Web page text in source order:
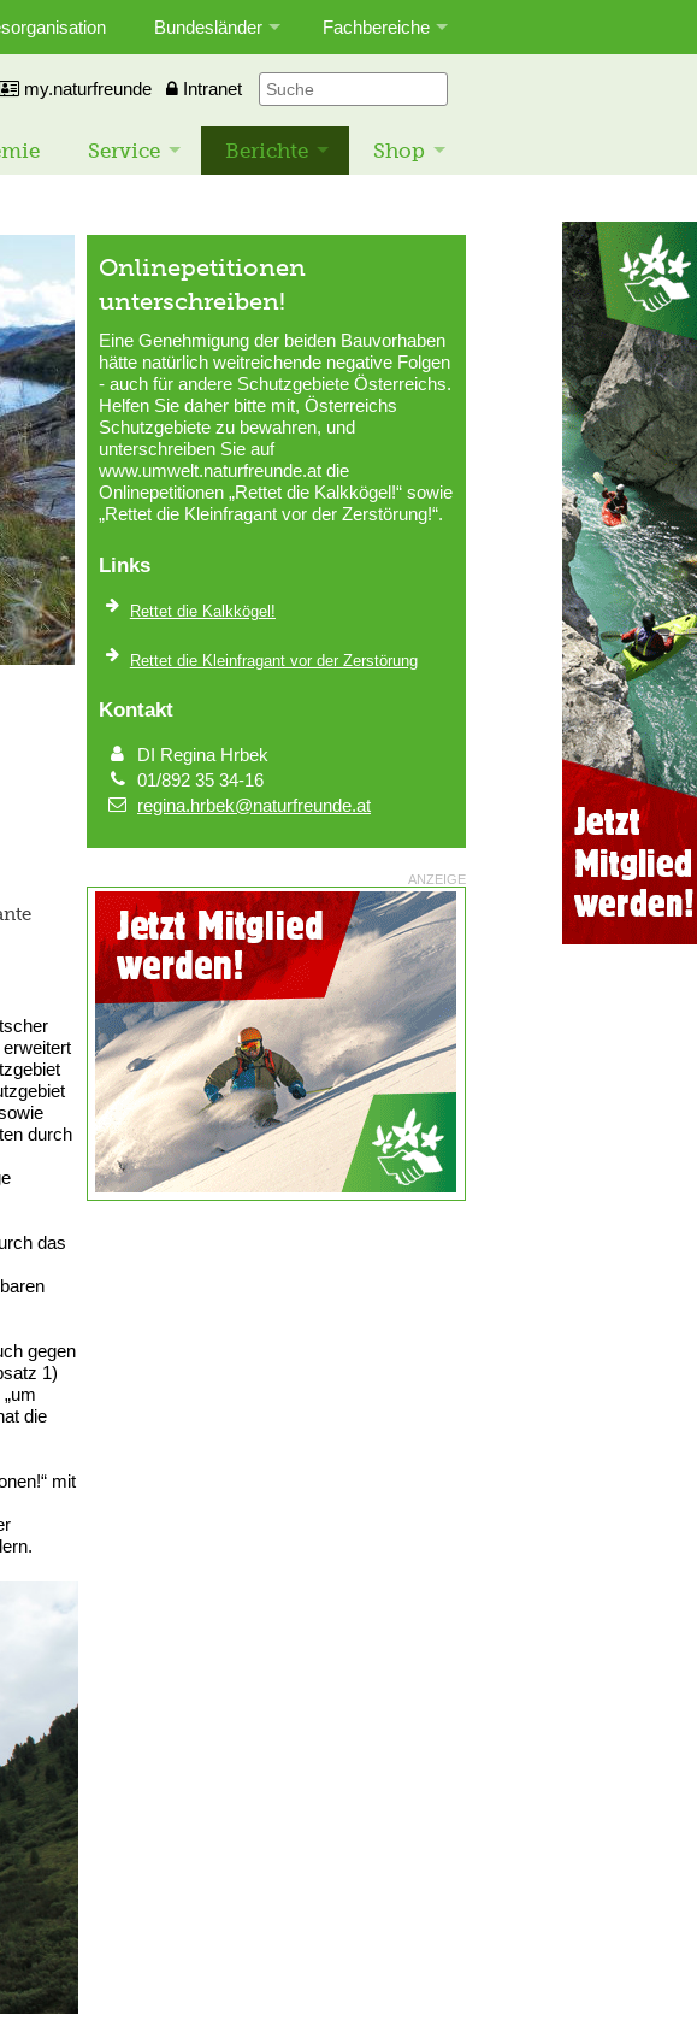
Bundesländer Fachbereiche
my.naturfreunde Intranet
Service Berichte Shop
durch
das
gegen
1)
die
mit
Onlinepetitionen
unterschreiben!
Eine Genehmigung der beiden Bauvorhaben
hätte natürlich weitreichende negative Folgen
- auch für andere Schutzgebiete Österreichs.
Helfen Sie daher bitte mit, Österreichs
Schutzgebiete zu bewahren, und
unterschreiben Sie auf
www.umwelt.naturfreunde.at die
Onlinepetitionen „Rettet die Kalkkögel!“ sowie
„Rettet die Kleinfragant vor der Zerstörung!“.
Links
Rettet die Kalkkögel!
Rettet die Kleinfragant vor der Zerstörung
Kontakt
DI Regina Hrbek
01/892 35 34-16
regina.hrbek@naturfreunde.at
ANZEIGE